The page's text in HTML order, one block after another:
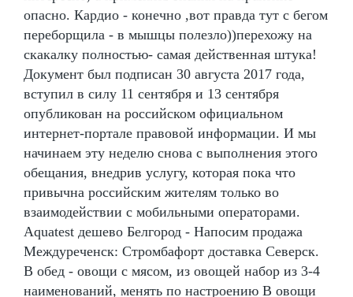
опасно. Кардио - конечно ,вот правда тут с бегом
переборщила - в мышцы полезло))перехожу на
скакалку полностью- самая действенная штука!
Документ был подписан 30 августа 2017 года,
вступил в силу 11 сентября и 13 сентября
опубликован на российском официальном
интернет-портале правовой информации. И мы
начинаем эту неделю снова с выполнения этого
обещания, внедрив услугу, которая пока что
привычна российским жителям только во
взаимодействии с мобильными операторами.
Aquatest дешево Белгород - Напосим продажа
Междуреченск: Стромбафорт доставка Северск.
В обед - овощи с мясом, из овощей набор из 3-4
наименований, менять по настроению В овощи